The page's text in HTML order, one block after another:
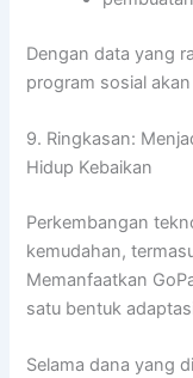
Dengan data yang
program sosial
9. Ringkasan:
Hidup Kebaikan
Perkembangan
kemudahan,
Memanfaatkan
satu bentuk
Selama dana yang